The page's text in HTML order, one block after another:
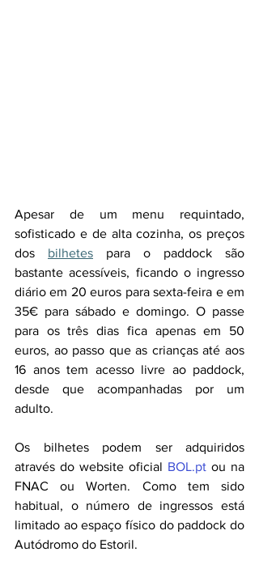
Apesar de um menu requintado,
sofisticado e de alta cozinha, os preços
dos bilhetes para o paddock são
bastante acessíveis, ficando o ingresso
diário em 20 euros para sexta-feira e em
35€ para sábado e domingo. O passe
para os três dias fica apenas em 50
euros, ao passo que as crianças até aos
16 anos tem acesso livre ao paddock,
desde que acompanhadas por um
adulto.
Os bilhetes podem ser adquiridos
através do website oficial BOL.pt ou na
FNAC ou Worten. Como tem sido
habitual, o número de ingressos está
limitado ao espaço físico do paddock do
Autódromo do Estoril.